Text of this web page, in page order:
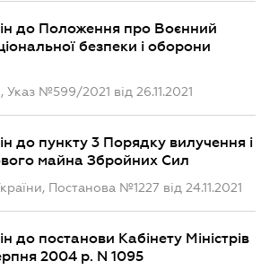
до Положення про Воєнний
безпеки і оборони
Указ №599/2021 від 26.11.2021
до пункту 3 Порядку вилучення і
майна Збройних Сил
Постанова №1227 від 24.11.2021
до постанови Кабінету Міністрів
2004 р. N 1095